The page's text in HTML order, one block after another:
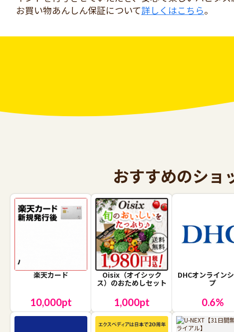
お買い物あんしん保証について詳しくはこちら。
おすすめのショ
楽天カード
10,000pt
Oisix（オイシック
ス）のおためしセット
1,000pt
DHCオンライン
プ
0.6%